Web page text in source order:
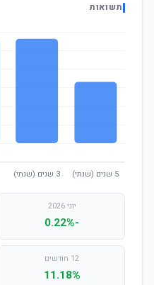
תשואות
יוני 2026
-0.22%
12 חודשים
11.18%